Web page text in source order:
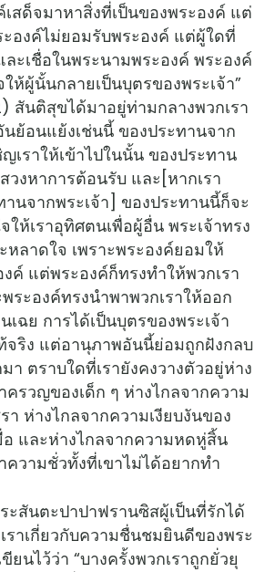
จมาหาสิ่งที่เป็นของพระองค์ แต่
องค์ไม่ยอมรับพระองค์ แต่ผู้ใดที่
ะเชื่อในพระนามพระองค์ พระองค์
ห้ผู้นั้นกลายเป็นบุตรของพระเจ้า”
สันติสุขได้มาอยู่ท่ามกลางพวกเรา
ย้อนแย้งเช่นนี้ ของประทานจาก
ญเราให้เข้าไปในนั้น ของประทาน
วงหาการต้อนรับ และ[หากเรา
นจากพระเจ้า] ของประทานนี้ก็จะ
ให้เราอุทิศตนเพื่อผู้อื่น พระเจ้าทรง
หลาดใจ เพราะพระองค์ยอมให้
ค์ แต่พระองค์ก็ทรงทำให้พวกเรา
ระองค์ทรงนำพาพวกเราให้ออก
เฉย การได้เป็นบุตรของพระเจ้า
จริง แต่อานุภาพอันนี้ย่อมถูกฝังกลบ
า ตราบใดที่เรายังคงวางตัวอยู่ห่าง
ครวญของเด็ก ๆ ห่างไกลจากความ
ห่างไกลจากความเงียบงันของ
และห่างไกลจากความหดหู่สิ้น
วามชั่วทั้งที่เขาไม่ได้อยากทำ
ตะปาปาฟรานซิสผู้เป็นที่รักได้
ราเกี่ยวกับความชื่นชมยินดีของพระ
ยนไว้ว่า “บางครั้งพวกเราถูกยั่วยุ